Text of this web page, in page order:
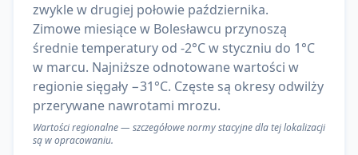
zwykle w drugiej połowie października.
Zimowe miesiące w Bolesławcu przynoszą
średnie temperatury od -2°C w styczniu do 1°C
w marcu. Najniższe odnotowane wartości w
regionie sięgały −31°C. Częste są okresy odwilży
przerywane nawrotami mrozu.
Wartości regionalne — szczegółowe normy stacyjne dla tej lokalizacji
są w opracowaniu.